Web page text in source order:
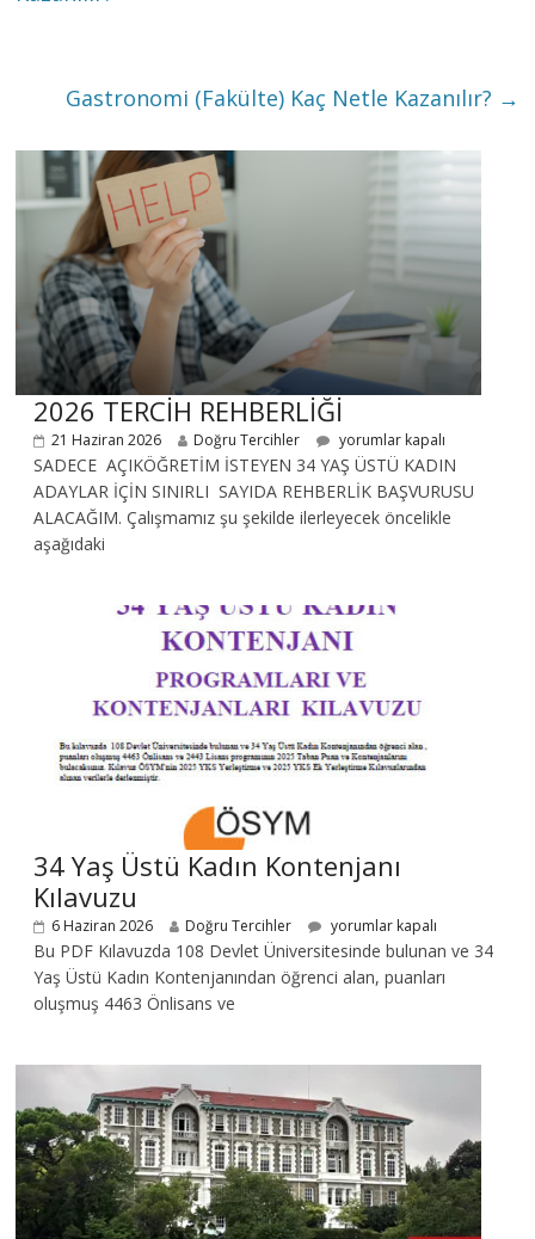
Gastronomi (Fakülte) Kaç Netle Kazanılır? →
2026 TERCİH REHBERLİĞİ
21 Haziran 2026 Doğru Tercihler yorumlar kapalı
SADECE AÇIKÖĞRETİM İSTEYEN 34 YAŞ ÜSTÜ KADIN
ADAYLAR İÇİN SINIRLI SAYIDA REHBERLİK BAŞVURUSU
ALACAĞIM. Çalışmamız şu şekilde ilerleyecek öncelikle
aşağıdaki
34 Yaş Üstü Kadın Kontenjanı
Kılavuzu
6 Haziran 2026 Doğru Tercihler yorumlar kapalı
Bu PDF Kılavuzda 108 Devlet Üniversitesinde bulunan ve 34
Yaş Üstü Kadın Kontenjanından öğrenci alan, puanları
oluşmuş 4463 Önlisans ve